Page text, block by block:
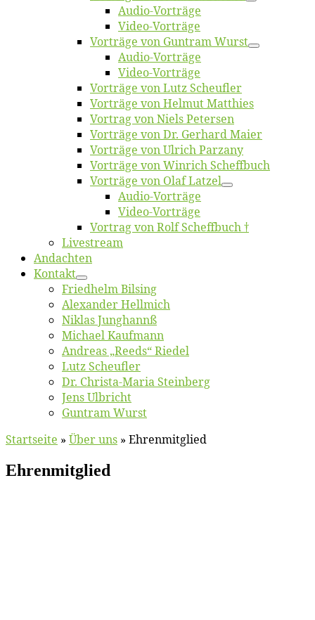
Au­dio-Vor­trä­ge
Vi­deo-Vor­trä­ge
Vor­trä­ge von Gun­tram Wurst
Au­dio-Vor­trä­ge
Vi­deo-Vor­trä­ge
Vor­trä­ge von Lutz Scheufler
Vor­trä­ge von Hel­mut Matthies
Vor­trag von Niels Petersen
Vor­trä­ge von Dr. Ger­hard Maier
Vor­trä­ge von Ul­rich Parzany
Vor­trä­ge von Win­rich Scheffbuch
Vor­trä­ge von Olaf Latzel
Au­dio-Vor­trä­ge
Vi­deo-Vor­trä­ge
Vor­trag von Rolf Scheffbuch †
Live­stream
An­dach­ten
Kon­takt
Fried­helm Bilsing
Alex­an­der Hellmich
Ni­klas Junghannß
Mi­cha­el Kaufmann
An­dre­as „Reeds“ Riedel
Lutz Scheuf­ler
Dr. Chris­­ta-Ma­ria Steinberg
Jens Ulb­richt
Gun­tram Wurst
Startseite » Über uns » Ehrenmitglied
Eh­ren­mit­glied